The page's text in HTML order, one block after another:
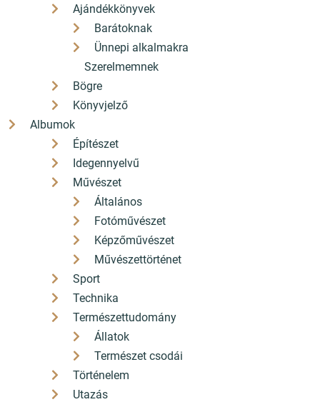
Ajándékkönyvek
Barátoknak
Ünnepi alkalmakra
Szerelmemnek
Bögre
Könyvjelző
Albumok
Építészet
Idegennyelvű
Művészet
Általános
Fotóművészet
Képzőművészet
Művészettörténet
Sport
Technika
Természettudomány
Állatok
Természet csodái
Történelem
Utazás
+36 26 330 308
H-P: 9-17 Sz: 9-12
hello[a]konyvbox.hu
2085 Pilisvörösvár Fő út 82.
Teherautók (és egyéb kerekes
járgányok) - Gurulj bele a
járművek lenyűgöző világába!